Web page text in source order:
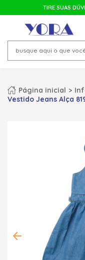
TIRE SUAS
Página inicial
Vestido Jeans Alça